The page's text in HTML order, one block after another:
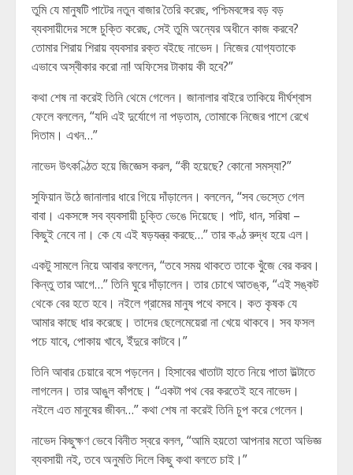
তুমি যে মানুষটি পাটের নতুন বাজার তৈরি করেছ, পশ্চিমবঙ্গের বড় বড়
ব্যবসায়ীদের সঙ্গে চুক্তি করেছ, সেই তুমি অন্যের অধীনে কাজ করবে?
তোমার শিরায় শিরায় ব্যবসার রক্ত বইছে নাভেদ। নিজের যোগ্যতাকে
এভাবে অস্বীকার করো না! অফিসের টাকায় কী হবে?”
কথা শেষ না করেই তিনি থেমে গেলেন। জানালার বাইরে তাকিয়ে দীর্ঘশ্বাস
ফেলে বললেন, “যদি এই দুর্যোগে না পড়তাম, তোমাকে নিজের পাশে রেখে
দিতাম। এখন…”
নাভেদ উৎকণ্ঠিত হয়ে জিজ্ঞেস করল, “কী হয়েছে? কোনো সমস্যা?”
সুফিয়ান উঠে জানালার ধারে গিয়ে দাঁড়ালেন। বললেন, “সব ভেস্তে গেল
বাবা। একসঙ্গে সব ব্যবসায়ী চুক্তি ভেঙে দিয়েছে। পাট, ধান, সরিষা –
কিছুই নেবে না। কে যে এই ষড়যন্ত্র করছে…” তার কণ্ঠ রুদ্ধ হয়ে এল।
একটু সামলে নিয়ে আবার বললেন, “তবে সময় থাকতে তাকে খুঁজে বের করব।
কিন্তু তার আগে…” তিনি ঘুরে দাঁড়ালেন। তার চোখে আতঙ্ক, “এই সঙ্কট
থেকে বের হতে হবে। নইলে গ্রামের মানুষ পথে বসবে। কত কৃষক যে
আমার কাছে ধার করেছে। তাদের ছেলেমেয়েরা না খেয়ে থাকবে। সব ফসল
পচে যাবে, পোকায় খাবে, ইঁদুরে কাটবে।”
তিনি আবার চেয়ারে বসে পড়লেন। হিসাবের খাতাটা হাতে নিয়ে পাতা উল্টাতে
লাগলেন। তার আঙুল কাঁপছে। “একটা পথ বের করতেই হবে নাভেদ।
নইলে এত মানুষের জীবন…” কথা শেষ না করেই তিনি চুপ করে গেলেন।
নাভেদ কিছুক্ষণ ভেবে বিনীত স্বরে বলল, “আমি হয়তো আপনার মতো অভিজ্ঞ
ব্যবসায়ী নই, তবে অনুমতি দিলে কিছু কথা বলতে চাই।”